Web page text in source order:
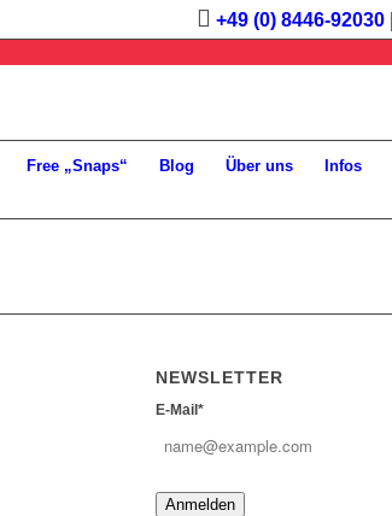
+49 (0) 8446-92030
Free „Snaps“ Blog Über uns Infos
NEWSLETTER
E-Mail*
Anmelden